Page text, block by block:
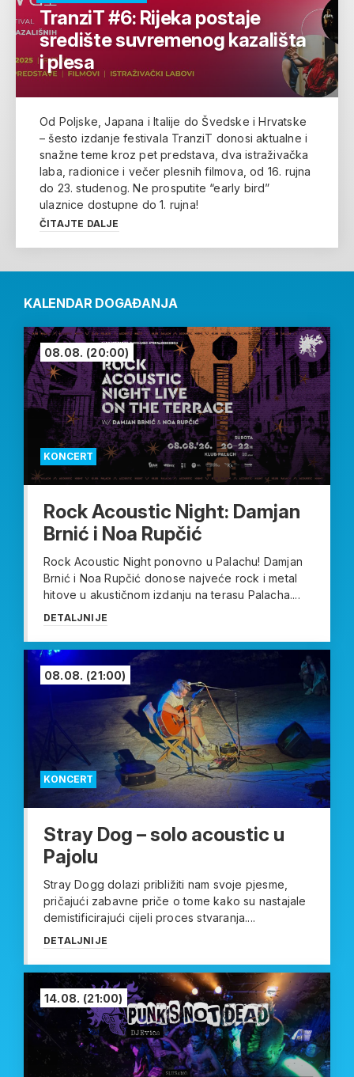
TranziT #6: Rijeka postaje
središte suvremenog kazališta
i plesa
Od Poljske, Japana i Italije do Švedske i Hrvatske
– šesto izdanje festivala TranziT donosi aktualne i
snažne teme kroz pet predstava, dva istraživačka
laba, radionice i večer plesnih filmova, od 16. rujna
do 23. studenog. Ne prosputite “early bird”
ulaznice dostupne do 1. rujna!
ČITAJTE DALJE
KALENDAR DOGAĐANJA
KONCERT
08.08. (20:00)
Rock Acoustic Night: Damjan
Brnić i Noa Rupčić
Rock Acoustic Night ponovno u Palachu! Damjan
Brnić i Noa Rupčić donose najveće rock i metal
hitove u akustičnom izdanju na terasu Palacha....
DETALJNIJE
KONCERT
08.08. (21:00)
Stray Dog – solo acoustic u
Pajolu
Stray Dogg dolazi približiti nam svoje pjesme,
pričajući zabavne priče o tome kako su nastajale
demistificirajući cijeli proces stvaranja....
DETALJNIJE
14.08. (21:00)